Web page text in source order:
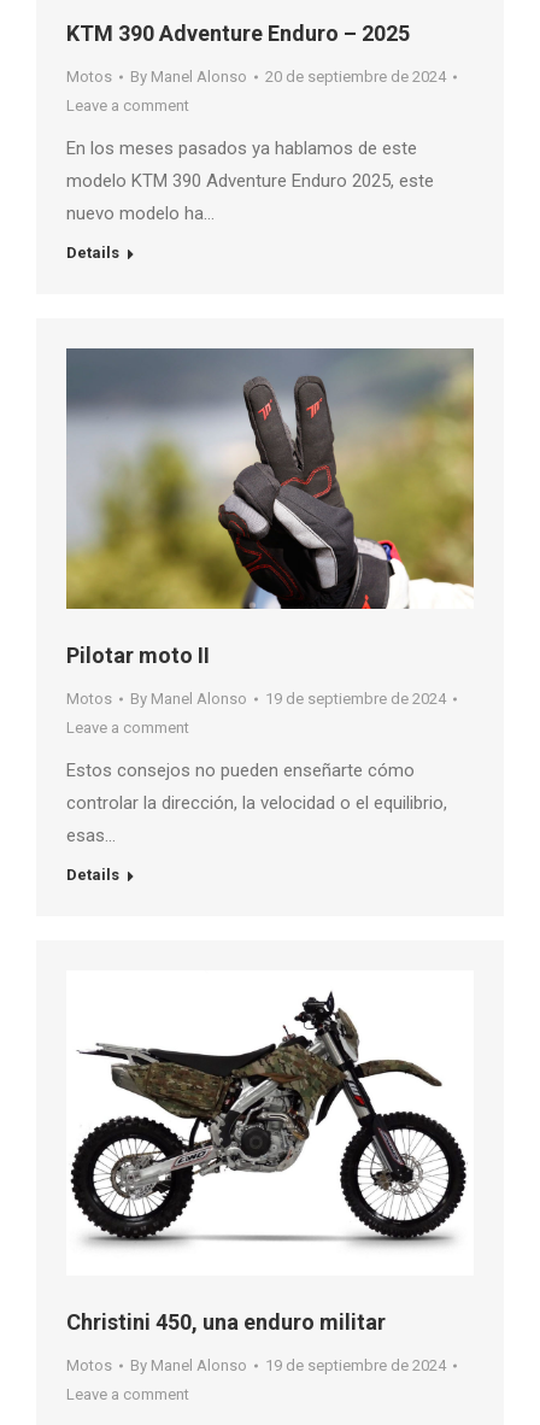
KTM 390 Adventure Enduro – 2025
Motos By Manel Alonso
20 de septiembre de 2024
Leave a comment
En los meses pasados ya hablamos de este
modelo KTM 390 Adventure Enduro 2025, este
nuevo modelo ha…
Details
Pilotar moto II
Motos By Manel Alonso
19 de septiembre de 2024
Leave a comment
Estos consejos no pueden enseñarte cómo
controlar la dirección, la velocidad o el equilibrio,
esas…
Details
Christini 450, una enduro militar
Motos By Manel Alonso
19 de septiembre de 2024
Leave a comment